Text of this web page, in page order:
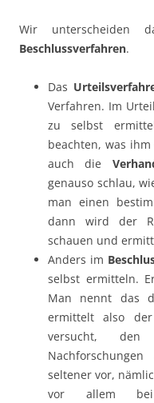
Wir unterscheiden
Beschlussverfahren.
Das
Verfahren. Im
zu selbst
beachten, was
auch die
genauso schlau,
man einen
dann wird der
schauen und
Anders im
selbst ermitteln.
Man nennt das
ermittelt also
versucht, den
seltener vor,
vor allem bei